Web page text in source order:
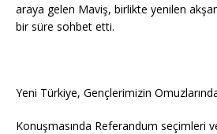
araya gelen Maviş, birlikte yenilen
bir süre sohbet etti.
Yeni Türkiye, Gençlerimizin
Konuşmasında Referandum seçimleri